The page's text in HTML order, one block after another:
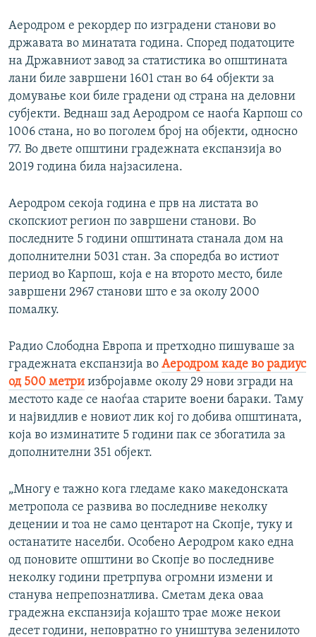
Аеродром е рекордер по изградени станови во
државата во минатата година. Според податоците
на Државниот завод за статистика во општината
лани биле завршени 1601 стан во 64 објекти за
домување кои биле градени од страна на деловни
субјекти. Веднаш зад Аеродром се наоѓа Карпош со
1006 стана, но во поголем број на објекти, односно
77. Во двете општини градежната експанзија во
2019 година била најзасилена.
Аеродром секоја година е прв на листата во
скопскиот регион по завршени станови. Во
последните 5 години општината станала дом на
дополнителни 5031 стан. За споредба во истиот
период во Карпош, која е на второто место, биле
завршени 2967 станови што е за околу 2000
помалку.
Радио Слободна Европа и претходно пишуваше за
градежната експанзија во Аеродром каде во радиус
од 500 метри избројавме околу 29 нови згради на
местото каде се наоѓаа старите воени бараки. Таму
и највидлив е новиот лик кој го добива општината,
која во изминатите 5 години пак се збогатила за
дополнителни 351 објект.
„Многу е тажно кога гледаме како македонската
метропола се развива во последниве неколку
децении и тоа не само центарот на Скопје, туку и
останатите населби. Особено Аеродром како една
од поновите општини во Скопје во последниве
неколку години претрпува огромни измени и
станува непрепознатлива. Сметам дека оваа
градежна експанзија којашто трае може некои
десет години, неповратно го уништува зеленилото